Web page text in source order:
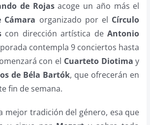
de Rojasacoge un año más el
Cámara organizado por el Círculo
con dirección artística deAntonio
contempla 9 conciertos hasta
con el Cuarteto Diotima y
de Béla Bartók, que ofrecerán en
fin de semana.
mejor tradición del género, esa que